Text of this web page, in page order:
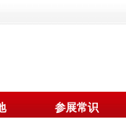
参展常识